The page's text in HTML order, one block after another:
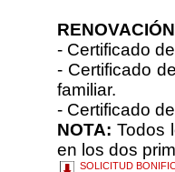
- Certificado
- Certificado
familiar.
- Certificado
NOTA: Todos
en los dos
SOLICITUD